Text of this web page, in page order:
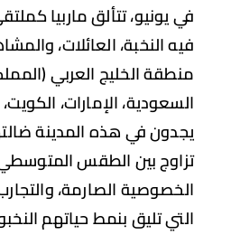
يونيو، تتألق ماربيا كملتقى
النخبة، العائلات، والمشاهير،
الخليج العربي (المملكة
الإمارات، الكويت،
في هذه المدينة ضالتهم
بين الطقس المتوسطي
الصارمة، والتجارب
تليق بنمط حياتهم النخبوي.